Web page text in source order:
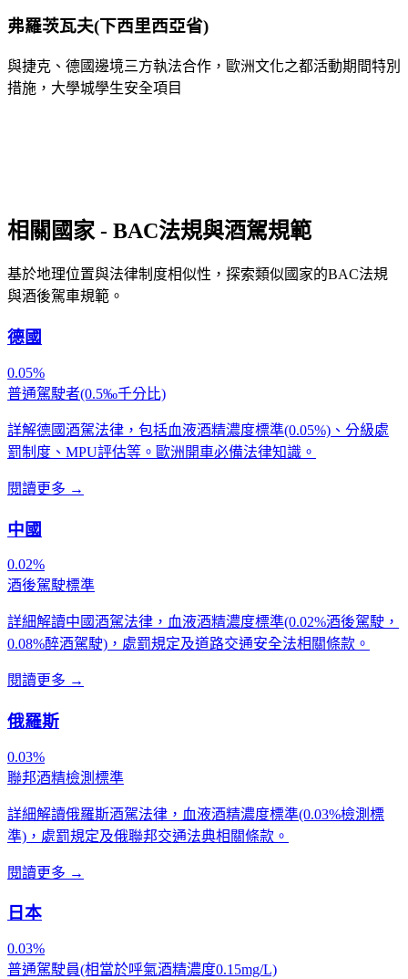
弗羅茨瓦夫(下西里西亞省)
與捷克、德國邊境三方執法合作，歐洲文化之都活動期間特別
措施，大學城學生安全項目
相關國家 - BAC法規與酒駕規範
基於地理位置與法律制度相似性，探索類似國家的BAC法規
與酒後駕車規範。
德國
0.05%
普通駕駛者(0.5‰千分比)
詳解德國酒駕法律，包括血液酒精濃度標準(0.05%)、分級處
罰制度、MPU評估等。歐洲開車必備法律知識。
閱讀更多 →
中國
0.02%
酒後駕駛標準
詳細解讀中國酒駕法律，血液酒精濃度標準(0.02%酒後駕駛，
0.08%醉酒駕駛)，處罰規定及道路交通安全法相關條款。
閱讀更多 →
俄羅斯
0.03%
聯邦酒精檢測標準
詳細解讀俄羅斯酒駕法律，血液酒精濃度標準(0.03%檢測標
準)，處罰規定及俄聯邦交通法典相關條款。
閱讀更多 →
日本
0.03%
普通駕駛員(相當於呼氣酒精濃度0.15mg/L)